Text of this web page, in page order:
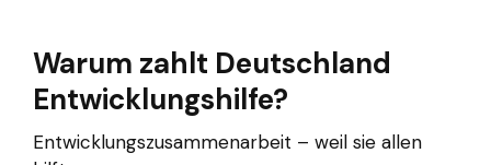
Warum zahlt Deutschland
Entwicklungshilfe?
Entwicklungszusammenarbeit – weil sie allen